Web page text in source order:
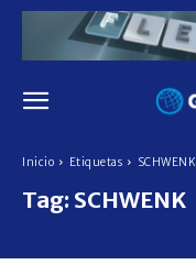
Inicio Etiquetas SCHWENK
Tag: SCHWENK